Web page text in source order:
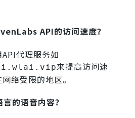
API的访问速度？
代理服务如
来提高访问速
络受限的地区。
的语音内容？